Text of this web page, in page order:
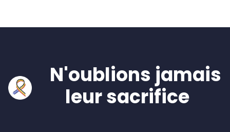
N'oublions jamais
leur sacrifice